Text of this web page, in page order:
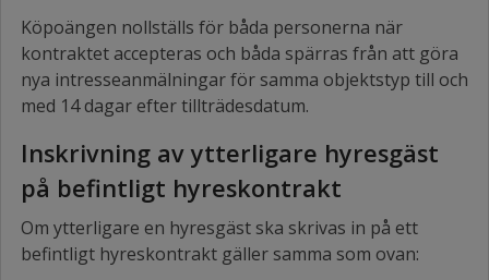
Köpoängen nollställs för båda personerna när
kontraktet accepteras och båda spärras från att göra
nya intresseanmälningar för samma objektstyp till och
med 14 dagar efter tillträdesdatum.
Inskrivning av ytterligare hyresgäst
på befintligt hyreskontrakt
Om ytterligare en hyresgäst ska skrivas in på ett
befintligt hyreskontrakt gäller samma som ovan: